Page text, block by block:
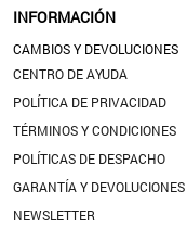
INFORMACIÓN
CAMBIOS Y DEVOLUCIONES
CENTRO DE AYUDA
POLÍTICA DE PRIVACIDAD
TÉRMINOS Y CONDICIONES
POLÍTICAS DE DESPACHO
GARANTÍA Y DEVOLUCIONES
NEWSLETTER